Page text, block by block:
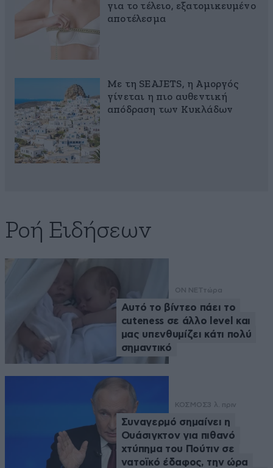
για το τέλειο, εξατομικευμένο
αποτέλεσμα
Με τη SEAJETS, η Αμοργός
γίνεται η πιο αυθεντική
απόδραση των Κυκλάδων
Ροή Ειδήσεων
ON NETτώρα
Αυτό το βίντεο πάει το
cuteness σε άλλο level και
μας υπενθυμίζει κάτι πολύ
σημαντικό
ΚΟΣΜΟΣ3 λ. πριν
Συναγερμό σημαίνει η
Ουάσιγκτον για πιθανό
χτύπημα του Πούτιν σε
νατοϊκό έδαφος, την ώρα